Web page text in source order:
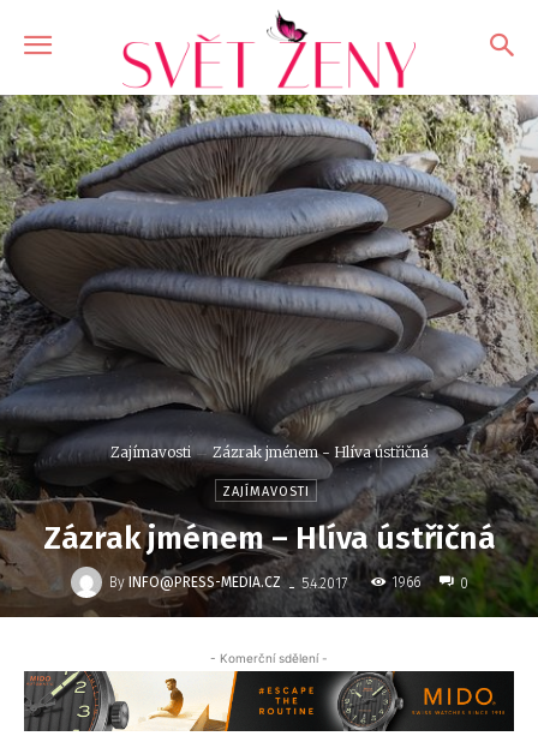
Zajímavosti Zázrak jménem - Hlíva ústřičná
ZAJÍMAVOSTI
Zázrak jménem – Hlíva ústřičná
By INFO@PRESS-MEDIA.CZ - 5.4.2017 1966 0
- Komerční sdělení -